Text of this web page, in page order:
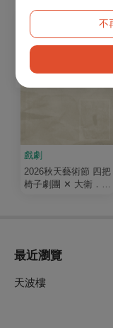
不
戲劇
2026秋天藝術節 四把
椅子劇團 ✕ 大衛．吉
最近瀏覽
天波樓